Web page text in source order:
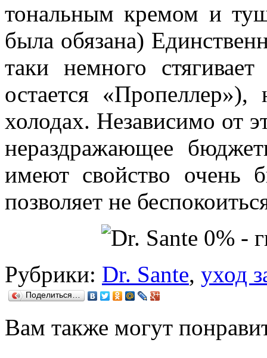
тональным кремом и
была обязана)
таки немного
остается
холодах. Независимо от
нераздражающее
имеют свойство очень
позволяет не
Рубрики: Dr. Sante, уход
Поделиться…
Вам также могут